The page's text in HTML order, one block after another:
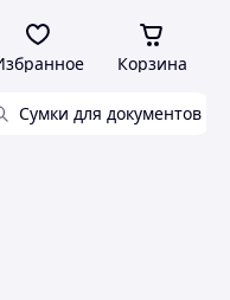
Корзина
Сумки для документов